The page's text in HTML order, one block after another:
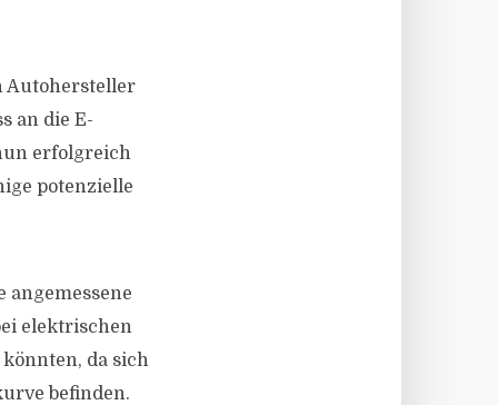
Autohersteller
an die E-
erfolgreich
potenzielle
angemessene
elektrischen
da sich
befinden.